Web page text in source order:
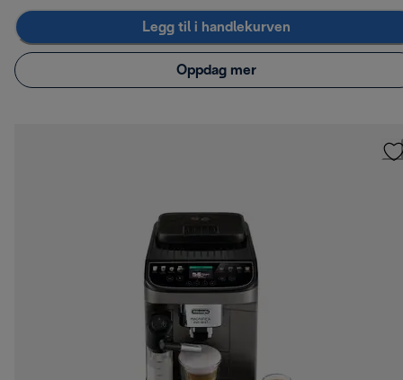
Legg til i handlekurven
Oppdag mer